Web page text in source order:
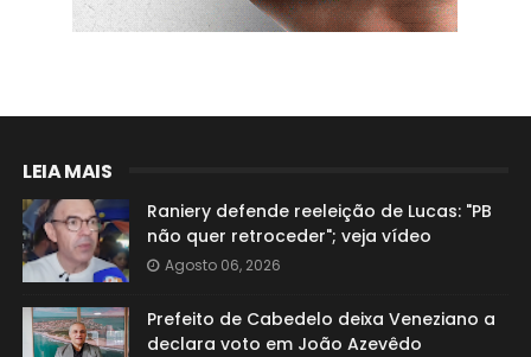
LEIA MAIS
Raniery defende reeleição de Lucas: "PB
não quer retroceder"; veja vídeo
Agosto 06, 2026
Prefeito de Cabedelo deixa Veneziano a
declara voto em João Azevêdo